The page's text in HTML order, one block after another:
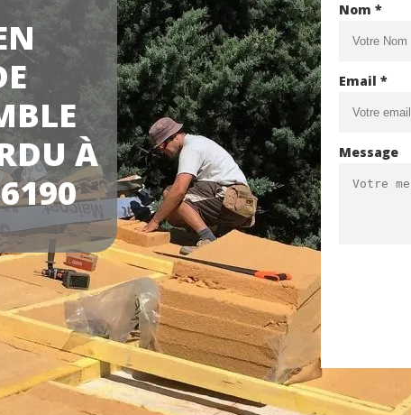
À
Nom *
Email *
Message